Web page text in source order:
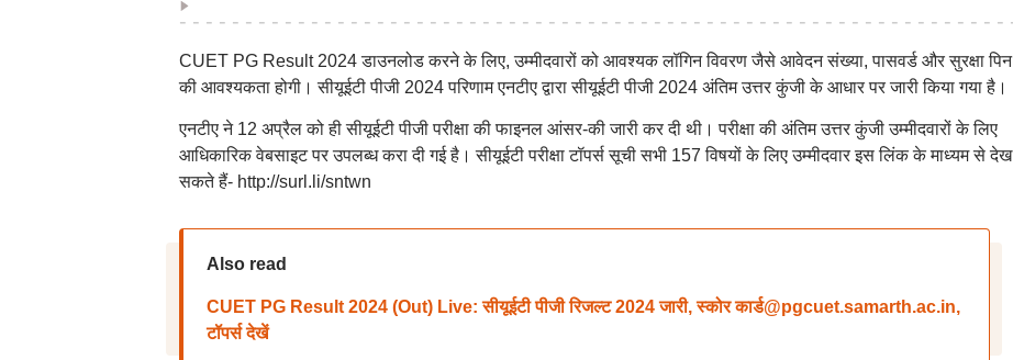
CUET PG Result 2024 डाउनलोड करने के लिए, उम्मीदवारों को आवश्यक लॉगिन विवरण जैसे आवेदन संख्या, पासवर्ड और सुरक्षा पिन
की आवश्यकता होगी। सीयूईटी पीजी 2024 परिणाम एनटीए द्वारा सीयूईटी पीजी 2024 अंतिम उत्तर कुंजी के आधार पर जारी किया गया है।
एनटीए ने 12 अप्रैल को ही सीयूईटी पीजी परीक्षा की फाइनल आंसर-की जारी कर दी थी। परीक्षा की अंतिम उत्तर कुंजी उम्मीदवारों के लिए
आधिकारिक वेबसाइट पर उपलब्ध करा दी गई है। सीयूईटी परीक्षा टॉपर्स सूची सभी 157 विषयों के लिए उम्मीदवार इस लिंक के माध्यम से देख
सकते हैं- http://surl.li/sntwn
Also read
CUET PG Result 2024 (Out) Live: सीयूईटी पीजी रिजल्ट 2024 जारी, स्कोर कार्ड@pgcuet.samarth.ac.in,
टॉपर्स देखें